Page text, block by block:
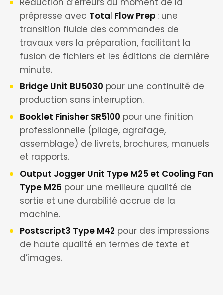
Réduction d’erreurs au moment de la
prépresse avec Total Flow Prep : une
transition fluide des commandes de
travaux vers la préparation, facilitant la
fusion de fichiers et les éditions de dernière
minute.
Bridge Unit BU5030 pour une continuité de
production sans interruption.
Booklet Finisher SR5100 pour une finition
professionnelle (pliage, agrafage,
assemblage) de livrets, brochures, manuels
et rapports.
Output Jogger Unit Type M25 et Cooling Fan
Type M26 pour une meilleure qualité de
sortie et une durabilité accrue de la
machine.
Postscript3 Type M42 pour des impressions
de haute qualité en termes de texte et
d’images.